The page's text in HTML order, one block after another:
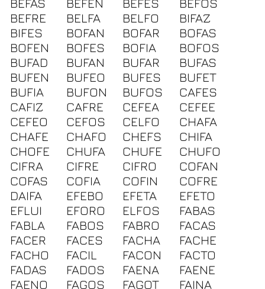
BEFAS
BEFEN BEFES
BEFOS
BEFRE
BELFA BELFO
BIFAZ
BIFES
BOFAN BOFAR
BOFAS
BOFEN
BOFES BOFIA
BOFOS
BUFAD
BUFAN BUFAR
BUFAS
BUFEN
BUFEO BUFES
BUFET
BUFIA
BUFON BUFOS
CAFES
CAFIZ
CAFRE CEFEA
CEFEE
CEFEO
CEFOS CELFO
CHAFA
CHAFE
CHAFO CHEFS
CHIFA
CHOFE
CHUFA CHUFE
CHUFO
CIFRA
CIFRE CIFRO
COFAN
COFAS
COFIA COFIN
COFRE
DAIFA
EFEBO EFETA
EFETO
EFLUI
EFORO ELFOS
FABAS
FABLA
FABOS FABRO
FACAS
FACER
FACES FACHA
FACHE
FACHO
FACIL FACON
FACTO
FADAS
FADOS FAENA
FAENE
FAENO
FAGOS FAGOT
FAINA